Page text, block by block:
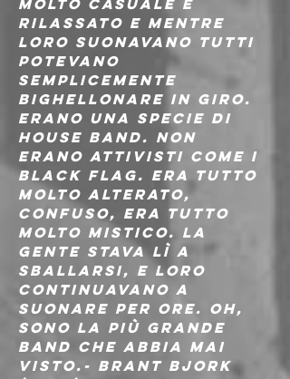
molto casuale e
rilassato e mentre
loro suonavano tutti
potevano
semplicemente
bighellonare in giro.
Erano una specie di
house band. Non
erano attivisti come i
Black Flag. Era tutto
molto alterato,
confuso, era tutto
molto mistico. La
gente stava lì a
sballarsi, e loro
continuavano a
suonare per ore. Oh,
sono la più grande
band che abbia mai
visto.- Brant Bjork